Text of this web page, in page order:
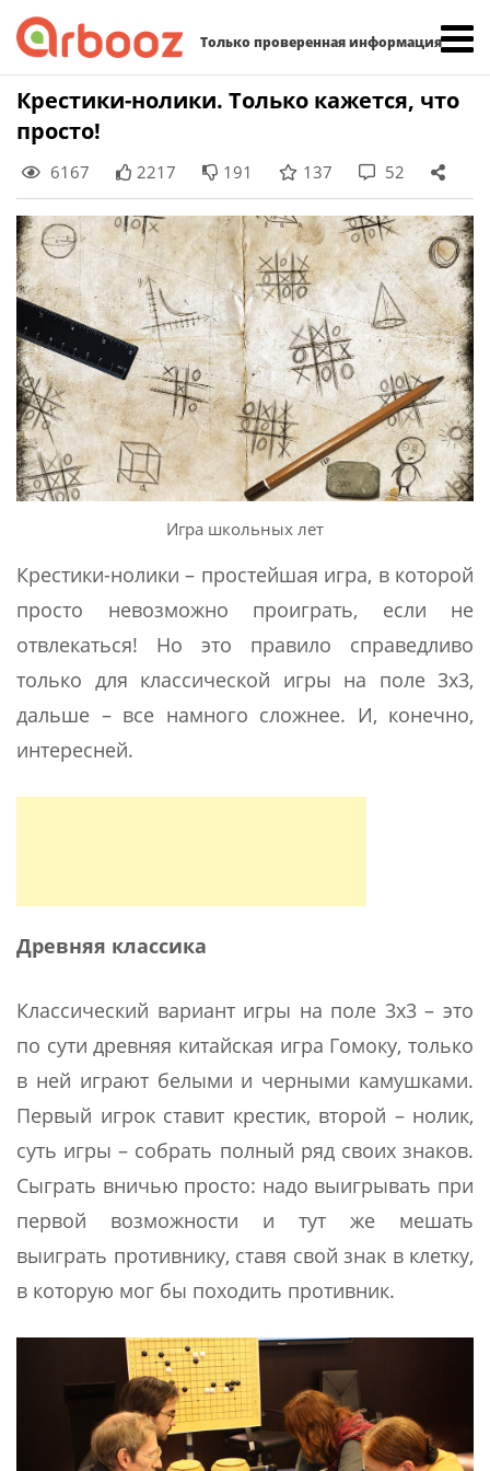
Только проверенная информация
Skip
content
Крестики-нолики. Только кажется, что
просто!
6167 2217 191 137 52
Игра школьных лет
Крестики-нолики – простейшая игра, в которой
просто невозможно проиграть, если не
отвлекаться! Но это правило справедливо
только для классической игры на поле 3х3,
дальше – все намного сложнее. И, конечно,
интересней.
Древняя классика
Классический вариант игры на поле 3х3 – это
по сути древняя китайская игра Гомоку, только
в ней играют белыми и черными камушками.
Первый игрок ставит крестик, второй – нолик,
суть игры – собрать полный ряд своих знаков.
Сыграть вничью просто: надо выигрывать при
первой возможности и тут же мешать
выиграть противнику, ставя свой знак в клетку,
в которую мог бы походить противник.
Найти: